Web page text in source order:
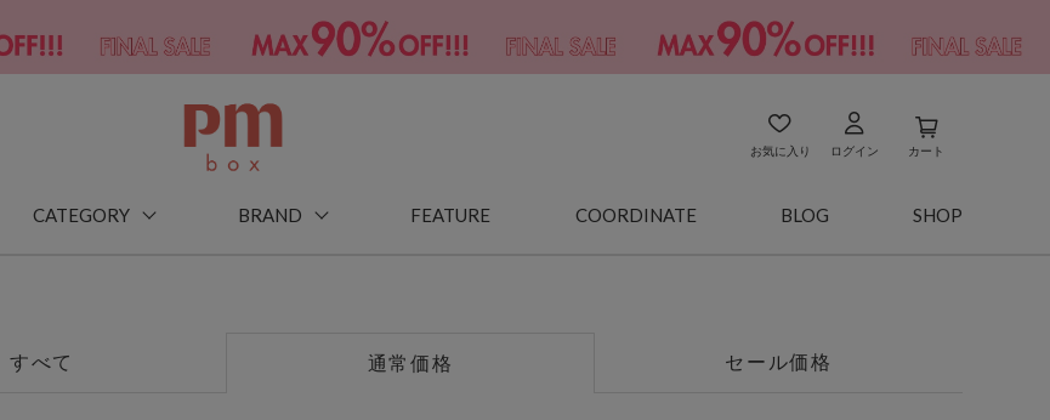
お気に入り ログイン カート
CATEGORY BRAND FEATURE COORDINATE BLOG SHOP
すべて 通常価格 セール価格